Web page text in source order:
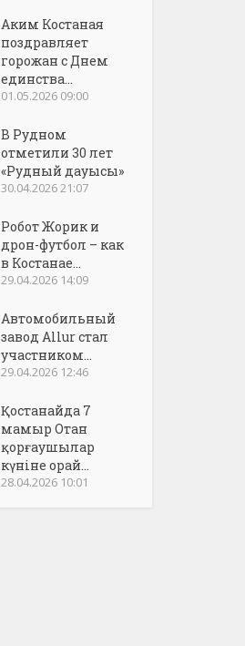
Аким Костаная
поздравляет
горожан с Днем
единства...
01.05.2026 09:00
В Рудном
отметили 30 лет
«Рудный дауысы»
30.04.2026 21:07
Робот Жорик и
дрон-футбол – как
в Костанае...
29.04.2026 14:09
Автомобильный
завод Allur стал
участником...
29.04.2026 12:46
Қостанайда 7
мамыр Отан
қорғаушылар
күніне орай...
28.04.2026 10:01